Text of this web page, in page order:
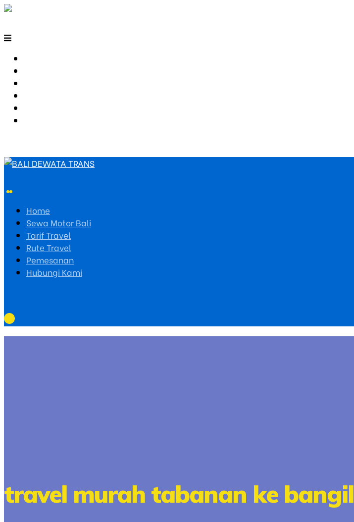
Home
Sewa Motor Bali
Tarif Travel
Rute Travel
Pemesanan
Hubungi Kami
travel murah tabanan ke bangil